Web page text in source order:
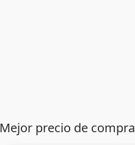
Mejor precio de compra